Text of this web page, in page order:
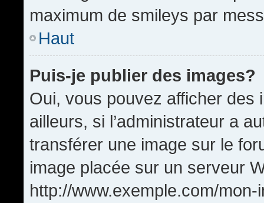
maximum de smileys par
Haut
Puis-je publier des images?
Oui, vous pouvez afficher
ailleurs, si l’administrateur a
transférer une image sur le
image placée sur un serveur
http://www.exemple.com/